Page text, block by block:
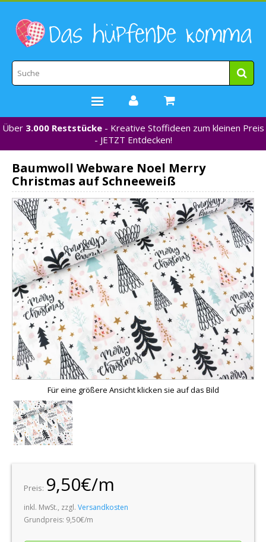
STOFFE
WEBBÄNDER
MARKEN
*NEU*
NÄHZUBEHÖR
GUTSCHEINE
% REDUZIERT %
KONTAKT
Über 3.000 Reststücke- Kreative Stoffideen zum kleinen Preis
- JETZT Entdecken!
Baumwoll Webware Noel Merry
Christmas auf Schneeweiß
Für eine größere Ansicht klicken sie auf das Bild
Preis: 9,50€/m
inkl. MwSt., zzgl.Versandkosten
Grundpreis: 9,50€/m